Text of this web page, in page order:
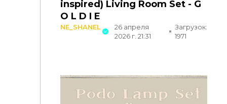
inspired) Living Room Set - G
O L D I E
NE_SHANEL
26 апреля
2026 г. 21:31
Загрузок:
1971